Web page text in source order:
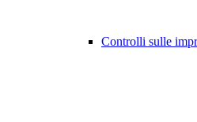
Controlli sulle